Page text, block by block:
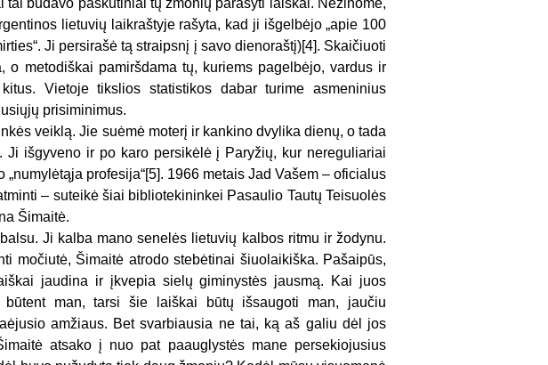
būdavo paskutiniai tų žmonių parašyti laiškai. Nežinome,
lietuvių laikraštyje rašyta, kad ji išgelbėjo „apie 100
Ji persirašė tą straipsnį į savo dienoraštį)[4]. Skaičiuoti
o metodiškai pamiršdama tų, kuriems pagelbėjo, vardus ir
Vietoje tikslios statistikos dabar turime asmeninius
prisiminimus.
veiklą. Jie suėmė moterį ir kankino dvylika dienų, o tada
Ji išgyveno ir po karo persikėlė į Paryžių, kur nereguliariai
profesija“[5]. 1966 metais Jad Vašem – oficialus
– suteikė šiai bibliotekininkei Pasaulio Tautų Teisuolės
Šimaitė.
Ji kalba mano senelės lietuvių kalbos ritmu ir žodynu.
močiutė, Šimaitė atrodo stebėtinai šiuolaikiška. Pašaipūs,
jaudina ir įkvepia sielų giminystės jausmą. Kai juos
man, tarsi šie laiškai būtų išsaugoti man, jaučiu
amžiaus. Bet svarbiausia ne tai, ką aš galiu dėl jos
atsako į nuo pat paauglystės mane persekiojusius